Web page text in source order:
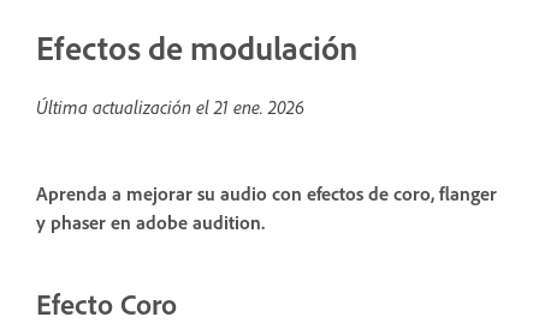
Efectos de modulación
Última actualización el21 ene. 2026
Aprenda a mejorar su audio con efectos de coro, flanger
y phaser en adobe audition.
Efecto Coro